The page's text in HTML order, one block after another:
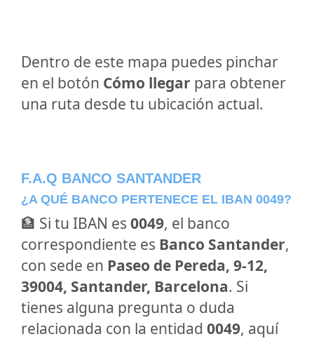
Dentro de este mapa puedes pinchar
en el botón Cómo llegar para obtener
una ruta desde tu ubicación actual.
F.A.Q BANCO SANTANDER
¿A QUÉ BANCO PERTENECE EL IBAN 0049?
🏦 Si tu IBAN es 0049, el banco
correspondiente es Banco Santander,
con sede en Paseo de Pereda, 9-12,
39004, Santander, Barcelona. Si
tienes alguna pregunta o duda
relacionada con la entidad 0049, aquí